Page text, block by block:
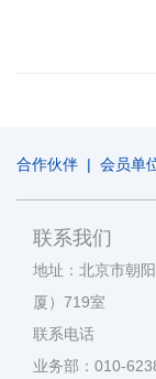
合作伙伴 | 会员单
联系我们
地址：北京市朝
厦）719室
联系电话
业务部：010-